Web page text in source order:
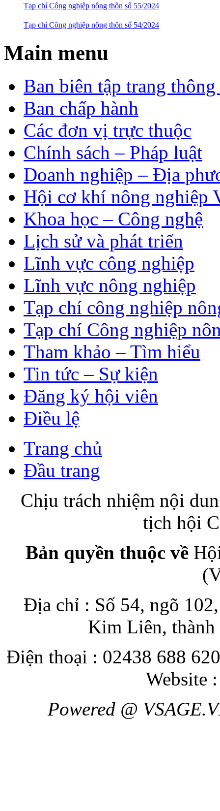
Tạp chí Công nghiệp nông thôn số 55/2024
Tạp chí Công nghiệp nông thôn số 54/2024
Main menu
Ban biên tập trang
Ban chấp hành
Các đơn vị trực thuộc
Chính sách – Pháp luật
Doanh nghiệp – Địa
Hội cơ khí nông nghiệp
Khoa học – Công nghệ
Lịch sử và phát triển
Lĩnh vực công nghiệp
Lĩnh vực nông nghiệp
Tạp chí công nghiệp
Tạp chí Công nghiệp
Tham khảo – Tìm hiểu
Tin tức – Sự kiện
Đăng ký hội viên
Điều lệ
Trang chủ
Đầu trang
Chịu trách nhiệm nội
tịch hội
Bản quyền thuộc về
Địa chỉ : Số 54, ngõ
Kim Liên,
Điện thoại : 02438 688
Website
Powered @